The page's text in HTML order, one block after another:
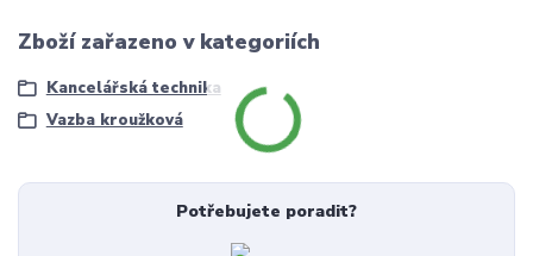
Zboží zařazeno v kategoriích
Kancelářská technika
Vazba kroužková
Potřebujete poradit?